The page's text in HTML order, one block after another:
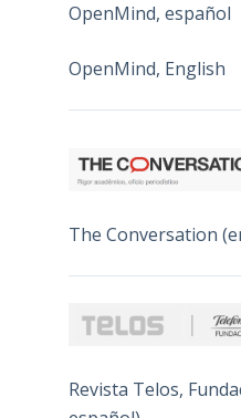
OpenMind, español
OpenMind, English
The Conversation
Revista Telos,